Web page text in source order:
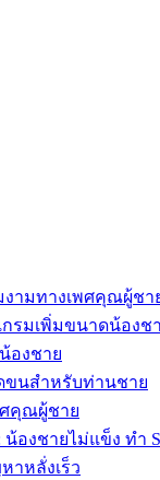
มงามทางเพศคุณผู้ชา
แกรมเพิ่มขนาดน้องช
องชาย
ดขนสำหรับท่านชาย
ศคุณผู้ชาย
น้องชายไม่แข็ง ทำ
หาหลั่งเร็ว